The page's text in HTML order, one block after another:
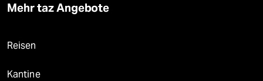
Mehr taz Angebote
Reisen
Kantine